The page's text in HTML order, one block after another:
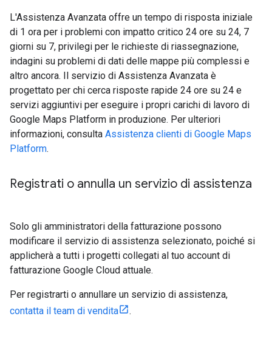
L'Assistenza Avanzata offre un tempo di risposta iniziale
di 1 ora per i problemi con impatto critico 24 ore su 24, 7
giorni su 7, privilegi per le richieste di riassegnazione,
indagini su problemi di dati delle mappe più complessi e
altro ancora. Il servizio di Assistenza Avanzata è
progettato per chi cerca risposte rapide 24 ore su 24 e
servizi aggiuntivi per eseguire i propri carichi di lavoro di
Google Maps Platform in produzione. Per ulteriori
informazioni, consulta Assistenza clienti di Google Maps
Platform.
Registrati o annulla un servizio di assistenza
Solo gli amministratori della fatturazione possono
modificare il servizio di assistenza selezionato, poiché si
applicherà a tutti i progetti collegati al tuo account di
fatturazione Google Cloud attuale.
Per registrarti o annullare un servizio di assistenza,
contatta il team di vendita
.